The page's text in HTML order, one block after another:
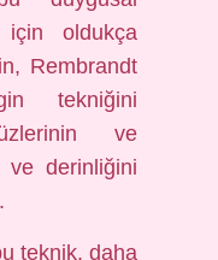
için oldukça
Rembrandt
tekniğini
ve
ve derinliğini
teknik, daha